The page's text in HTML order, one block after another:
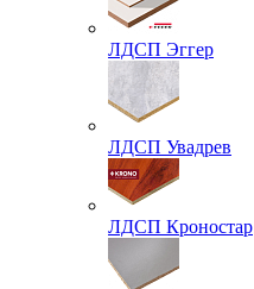
ЛДСП Эггер
ЛДСП Увадрев
ЛДСП Кроностар